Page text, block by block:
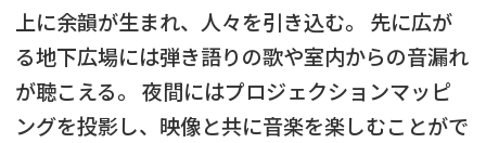
上に余韻が生まれ、人々を引き込む。 先に広が
る地下広場には弾き語りの歌や室内からの音漏れ
が聴こえる。 夜間にはプロジェクションマッピ
ングを投影し、映像と共に音楽を楽しむことがで